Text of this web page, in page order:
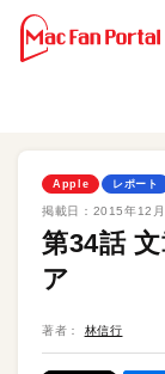
Apple レポート
掲載日： 2015年12
第34話
ア
著者： 林信行